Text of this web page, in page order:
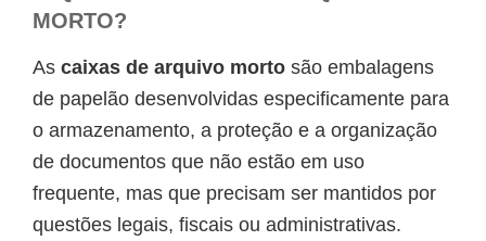
MORTO?
As caixas de arquivo morto são embalagens
de papelão desenvolvidas especificamente para
o armazenamento, a proteção e a organização
de documentos que não estão em uso
frequente, mas que precisam ser mantidos por
questões legais, fiscais ou administrativas.